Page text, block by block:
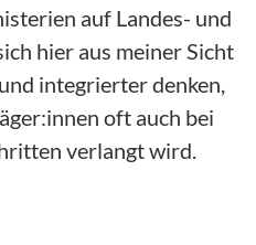
auf Landes- und
hier aus meiner Sicht
integrierter denken,
oft auch bei
verlangt wird.